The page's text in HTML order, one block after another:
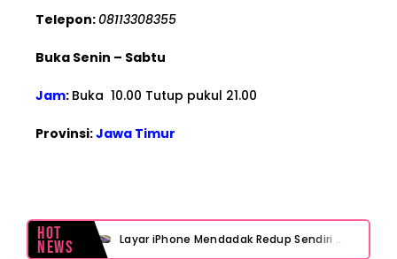
Telepon:08113308355
Buka Senin – Sabtu
Jam: Buka 10.00 Tutup pukul 21.00
Provinsi:Jawa Timur
Hot
News Layar iPhone Mendadak Redup Sendiri Padahal Auto-Brightness Mati? Ini Penyebab & Solusinya!